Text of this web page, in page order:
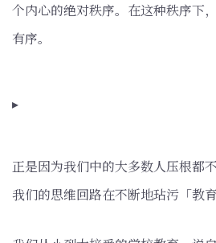
个内心的绝对秩序。在这种秩序下
有序。
▸
正是因为我们中的大多数人压根都
我们的思维回路在不断地玷污「教育